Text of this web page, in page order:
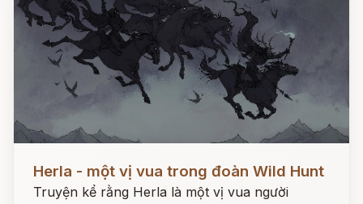
Herla - một vị vua trong đoàn Wild Hunt
Truyện kể rằng Herla là một vị vua người